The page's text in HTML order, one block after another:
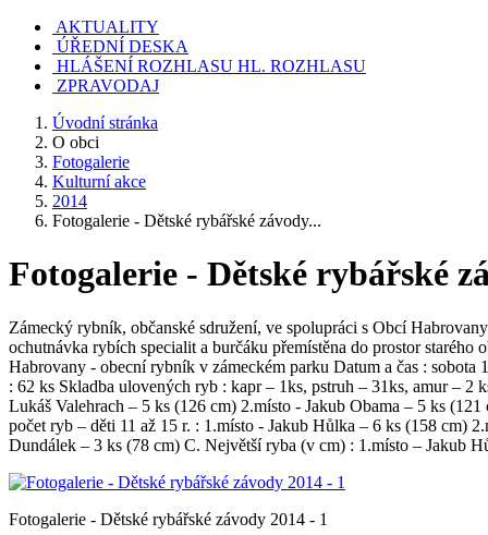
AKTUALITY
ÚŘEDNÍ DESKA
HLÁŠENÍ ROZHLASU HL. ROZHLASU
ZPRAVODAJ
Úvodní stránka
O obci
Fotogalerie
Kulturní akce
2014
Fotogalerie - Dětské rybářské závody...
Fotogalerie - Dětské rybářské
Zámecký rybník, občanské sdružení, ve spolupráci s Obcí
ochutnávka rybích specialit a burčáku přemístěna do prostor
Habrovany - obecní rybník v zámeckém parku Datum a čas :
: 62 ks Skladba ulovených ryb : kapr – 1ks, pstruh – 31ks, amur –
Lukáš Valehrach – 5 ks (126 cm) 2.místo - Jakub Obama – 5 ks
počet ryb – děti 11 až 15 r. : 1.místo - Jakub Hůlka – 6 ks (158 cm)
Dundálek – 3 ks (78 cm) C. Největší ryba (v cm) : 1.místo – Jakub
Fotogalerie - Dětské rybářské závody 2014 - 1